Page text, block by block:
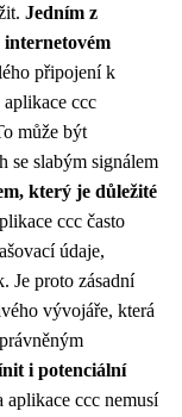
Jedním z
připojení k
ccc
může být
se slabým signálem
který je důležité
ccc často
údaje,
Je proto zásadní
vývojáře, která
i potenciální
aplikace ccc nemusí